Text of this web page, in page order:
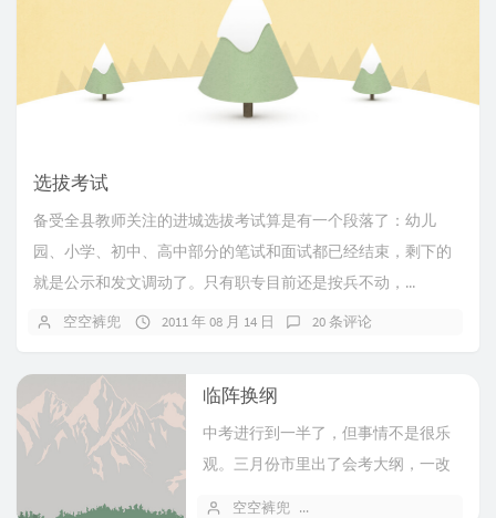
选拔考试
备受全县教师关注的进城选拔考试算是有一个段落了：幼儿
园、小学、初中、高中部分的笔试和面试都已经结束，剩下的
就是公示和发文调动了。只有职专目前还是按兵不动，...
空空裤兜 2011 年 08 月 14 日 20 条评论
临阵换纲
中考进行到一半了，但事情不是很乐
观。三月份市里出了会考大纲，一改
空空裤兜